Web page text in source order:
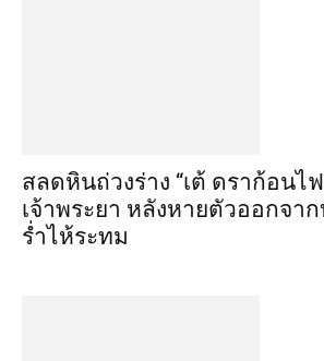
สลดหินถ่วงร่าง “เต้ ดราก้อนไ
เจ้าพระยา หลังหายตัวออกจา
ร่ำไห้ระทม